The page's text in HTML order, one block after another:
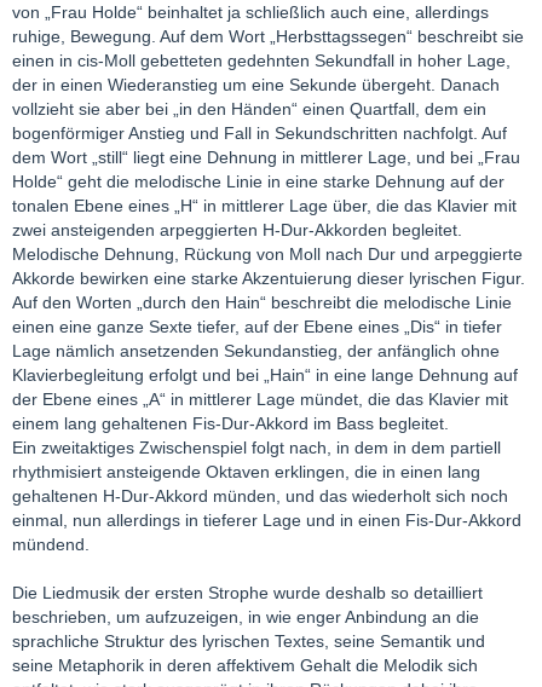
von „Frau Holde“ beinhaltet ja schließlich auch eine, allerdings
ruhige, Bewegung. Auf dem Wort „Herbsttagssegen“ beschreibt sie
einen in cis-Moll gebetteten gedehnten Sekundfall in hoher Lage,
der in einen Wiederanstieg um eine Sekunde übergeht. Danach
vollzieht sie aber bei „in den Händen“ einen Quartfall, dem ein
bogenförmiger Anstieg und Fall in Sekundschritten nachfolgt. Auf
dem Wort „still“ liegt eine Dehnung in mittlerer Lage, und bei „Frau
Holde“ geht die melodische Linie in eine starke Dehnung auf der
tonalen Ebene eines „H“ in mittlerer Lage über, die das Klavier mit
zwei ansteigenden arpeggierten H-Dur-Akkorden begleitet.
Melodische Dehnung, Rückung von Moll nach Dur und arpeggierte
Akkorde bewirken eine starke Akzentuierung dieser lyrischen Figur.
Auf den Worten „durch den Hain“ beschreibt die melodische Linie
einen eine ganze Sexte tiefer, auf der Ebene eines „Dis“ in tiefer
Lage nämlich ansetzenden Sekundanstieg, der anfänglich ohne
Klavierbegleitung erfolgt und bei „Hain“ in eine lange Dehnung auf
der Ebene eines „A“ in mittlerer Lage mündet, die das Klavier mit
einem lang gehaltenen Fis-Dur-Akkord im Bass begleitet.
Ein zweitaktiges Zwischenspiel folgt nach, in dem in dem partiell
rhythmisiert ansteigende Oktaven erklingen, die in einen lang
gehaltenen H-Dur-Akkord münden, und das wiederholt sich noch
einmal, nun allerdings in tieferer Lage und in einen Fis-Dur-Akkord
mündend.
Die Liedmusik der ersten Strophe wurde deshalb so detailliert
beschrieben, um aufzuzeigen, in wie enger Anbindung an die
sprachliche Struktur des lyrischen Textes, seine Semantik und
seine Metaphorik in deren affektivem Gehalt die Melodik sich